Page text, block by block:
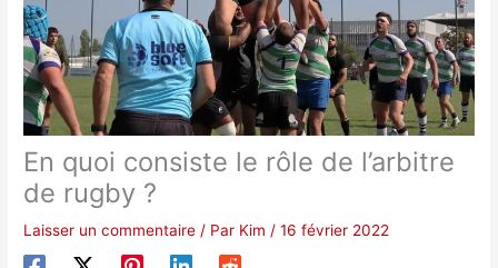
En quoi consiste le rôle de l’arbitre
de rugby ?
Laisser un commentaire / Par Kim /16 février 2022